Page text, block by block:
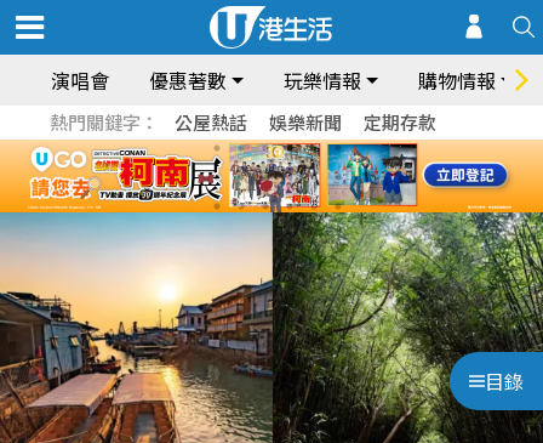
演唱會 優惠著數 玩樂情報 購物情報
熱門關鍵字： 公屋熱話 娛樂新聞 定期存款
目錄